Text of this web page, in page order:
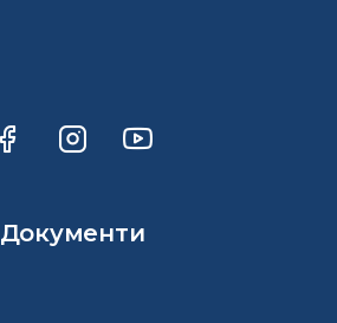
Документи